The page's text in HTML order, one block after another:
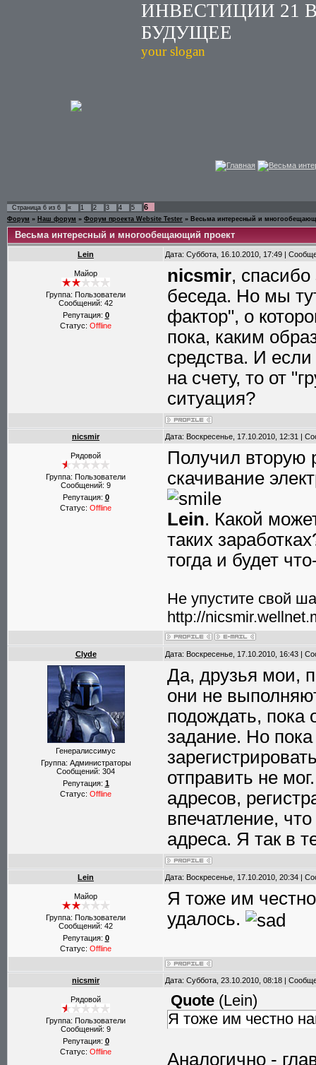
ИНВЕСТИЦИИ 21
БУДУЩЕЕ
your slogan
Главная Весьма
Страница 6 из 6 « 1 2 3 4 5 6
Форум » Наш форум » Форум проекта Website Tester » Весьма интересный и
Весьма интересный и многообещающий проект
Lein Дата: Суббота, 16.10.2010, 17:49 |
Майор
Группа: Пользователи
Сообщений: 42
Репутация: 0
Статус: Offline
nicsmir,
беседа. Но мы
фактор", о
пока, каким
средства. И
на счету, то от
ситуация?
nicsmir Дата: Воскресенье, 17.10.2010, 12:31 |
Рядовой
Группа: Пользователи
Сообщений: 9
Репутация: 0
Статус: Offline
Получил вторую
скачивание
Lein. Какой
таких
тогда и будет
Не упустите свой
http://
Clyde Дата: Воскресенье, 17.10.2010, 16:43 |
Генералиссимус
Группа: Администраторы
Сообщений: 304
Репутация: 1
Статус: Offline
Да, друзья мои,
они не
подождать, пока
задание. Но
отправить не
адресов,
впечатление,
адреса. Я так в
Lein Дата: Воскресенье, 17.10.2010, 20:34 |
Майор
Группа: Пользователи
Сообщений: 42
Репутация: 0
Статус: Offline
Я тоже им
удалось.
nicsmir Дата: Суббота, 23.10.2010, 08:18 |
Рядовой
Группа: Пользователи
Сообщений: 9
Репутация: 0
Статус: Offline
Quote (Lein)
Я тоже им честно
Аналогично -